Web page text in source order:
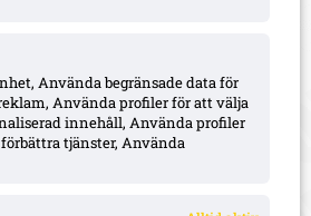
Använda begränsade data för
Använda profiler för att välja
innehåll, Använda profiler
tjänster, Använda